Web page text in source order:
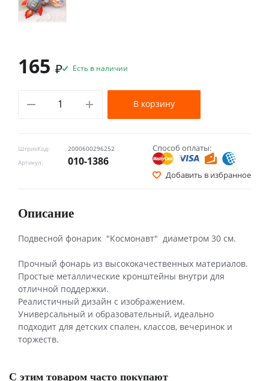
ШтрихКод:
2000600296252
Артикул:
010-1386
Способ оплаты:
Добавить в избранное
165 ₽ Есть в наличии
В корзину
Описание
Подвесной фонарик "Космонавт" диаметром 30 см.
Прочный фонарь из высококачественных материалов.
Простые металлические кронштейны внутри для
отличной поддержки.
Реалистичный дизайн с изображением.
Универсальный и образовательный, идеально
подходит для детских спален, классов, вечеринок и
торжеств.
С этим товаром часто покупают